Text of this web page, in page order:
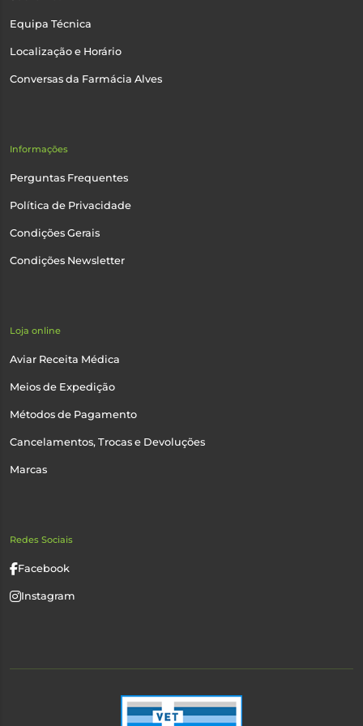
Equipa Técnica
Localização e Horário
Conversas da Farmácia Alves
Informações
Perguntas Frequentes
Política de Privacidade
Condições Gerais
Condições Newsletter
Loja online
Aviar Receita Médica
Meios de Expedição
Métodos de Pagamento
Cancelamentos, Trocas e Devoluções
Marcas
Redes Sociais
Facebook
Instagram